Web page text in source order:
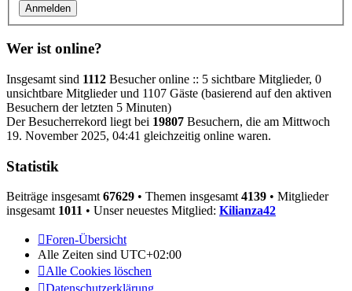
Wer ist online?
Insgesamt sind 1112 Besucher online :: 5 sichtbare Mitglieder, 0
unsichtbare Mitglieder und 1107 Gäste (basierend auf den aktiven
Besuchern der letzten 5 Minuten)
Der Besucherrekord liegt bei 19807 Besuchern, die am Mittwoch
19. November 2025, 04:41 gleichzeitig online waren.
Statistik
Beiträge insgesamt 67629 • Themen insgesamt 4139 • Mitglieder
insgesamt 1011 • Unser neuestes Mitglied: Kilianza42
Foren-Übersicht
Alle Zeiten sind UTC+02:00
Alle Cookies löschen